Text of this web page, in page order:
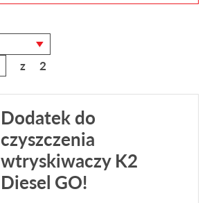
z 2
Dodatek do
czyszczenia
wtryskiwaczy K2
Diesel GO!